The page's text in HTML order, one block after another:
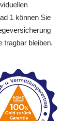
1 können Sie
tragbar bleiben.